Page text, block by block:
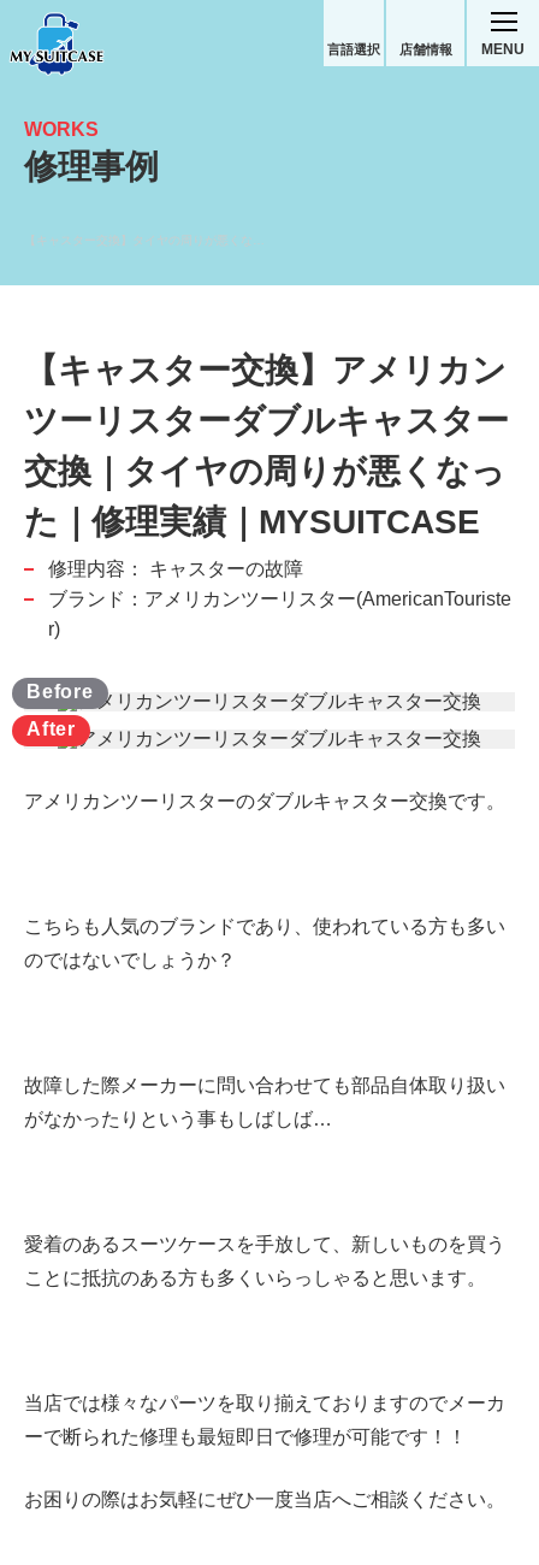
店舗情報
言語選択 MENU
WORKS
修理事例
【キャスター交換】アメリカン
ツーリスターダブルキャスター
交換｜タイヤの周りが悪くなっ
た｜修理実績｜MYSUITCASE
修理内容：
キャスターの故障
ブランド：アメリカンツーリスター(AmericanTouriste
r)
アメリカンツーリスターのダブルキャスター交換です。
こちらも人気のブランドであり、使われている方も多い
のではないでしょうか？
故障した際メーカーに問い合わせても部品自体取り扱い
がなかったりという事もしばしば…
愛着のあるスーツケースを手放して、新しいものを買う
ことに抵抗のある方も多くいらっしゃると思います。
当店では様々なパーツを取り揃えておりますのでメーカ
ーで断られた修理も最短即日で修理が可能です！！
お困りの際はお気軽にぜひ一度当店へご相談ください。